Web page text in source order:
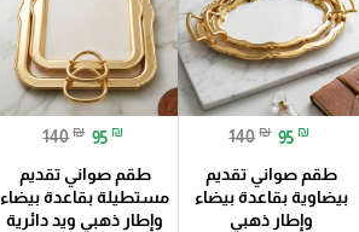
140 ₪ 95 ₪
طقم صواني تقديم
بيضاوية بقاعدة بيضاء
وإطار ذهبي
140 ₪ 95 ₪
طقم صواني تقديم
مستطيلة بقاعدة بيضاء
وإطار ذهبي ويد دائرية